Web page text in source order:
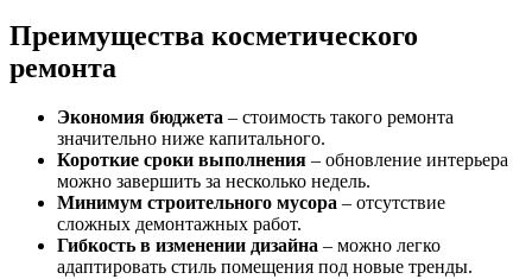
Преимущества косметического
ремонта
Экономия бюджета – стоимость такого ремонта
значительно ниже капитального.
Короткие сроки выполнения – обновление интерьера
можно завершить за несколько недель.
Минимум строительного мусора – отсутствие
сложных демонтажных работ.
Гибкость в изменении дизайна – можно легко
адаптировать стиль помещения под новые тренды.